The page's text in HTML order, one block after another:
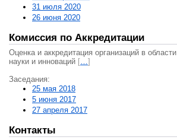
31 июля 2020
26 июня 2020
Комиссия по Аккредитации
Оценка и аккредитация организаций в области
науки и инноваций […]
Заседания:
25 мая 2018
5 июня 2017
27 апреля 2017
Контакты